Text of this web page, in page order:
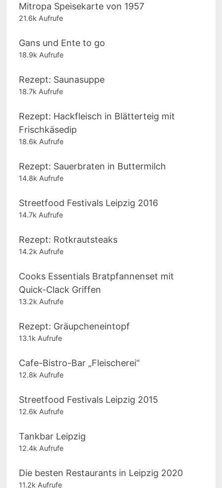
Mitropa Speisekarte von 1957
21.6k Aufrufe
Gans und Ente to go
18.9k Aufrufe
Rezept: Saunasuppe
18.7k Aufrufe
Rezept: Hackfleisch in Blätterteig mit
Frischkäsedip
18.6k Aufrufe
Rezept: Sauerbraten in Buttermilch
14.8k Aufrufe
Streetfood Festivals Leipzig 2016
14.7k Aufrufe
Rezept: Rotkrautsteaks
14.2k Aufrufe
Cooks Essentials Bratpfannenset mit
Quick-Clack Griffen
13.2k Aufrufe
Rezept: Gräupcheneintopf
13.1k Aufrufe
Cafe-Bistro-Bar „Fleischerei“
12.8k Aufrufe
Streetfood Festivals Leipzig 2015
12.6k Aufrufe
Tankbar Leipzig
12.4k Aufrufe
Die besten Restaurants in Leipzig 2020
11.2k Aufrufe